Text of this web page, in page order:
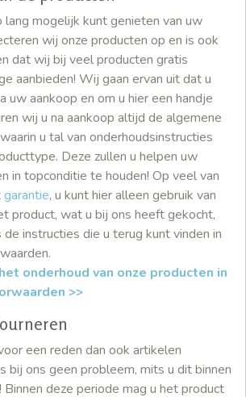
mogelijk kunt genieten van uw
wij onze producten op en is ook
dat wij bij veel producten gratis
aanbieden! Wij gaan ervan uit dat u
uw aankoop en om u hier een handje
wij u na aankoop altijd de algemene
u tal van onderhoudsinstructies
Deze zullen u helpen uw
in topconditie te houden! Op veel van
garantie, u kunt hier alleen gebruik van
product, wat u bij ons heeft gekocht,
instructies die u terug kunt vinden in
onderhoud van onze producten in
>>
een reden dan ook artikelen
bij ons geen probleem, mits u dit binnen
deze periode mag u het product